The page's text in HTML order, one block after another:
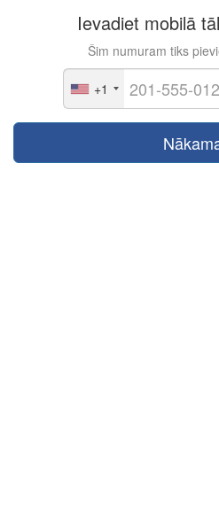
Ievadiet mobilā
Šim numuram tiks
+1